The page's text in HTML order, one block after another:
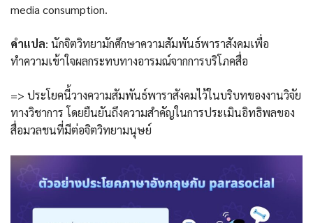
media consumption.
คำแปล: นักจิตวิทยามักศึกษาความสัมพันธ์พาราสังคมเพื่อ
ทำความเข้าใจผลกระทบทางอารมณ์จากการบริโภคสื่อ
=> ประโยคนี้วางความสัมพันธ์พาราสังคมไว้ในบริบทของงานวิจัย
ทางวิชาการ โดยยืนยันถึงความสำคัญในการประเมินอิทธิพลของ
สื่อมวลชนที่มีต่อจิตวิทยามนุษย์